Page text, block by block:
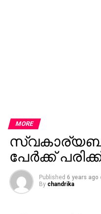
MORE
പേര്‍ക്ക്
Published 6 years ago
By chandrika